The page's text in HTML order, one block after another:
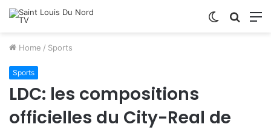
Switch
Home / Sports
Sports
LDC: les compositions
officielles du City-Real de